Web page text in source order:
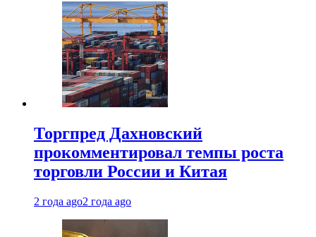
Торгпред Дахновский
прокомментировал темпы роста
торговли России и Китая
2 года ago2 года ago